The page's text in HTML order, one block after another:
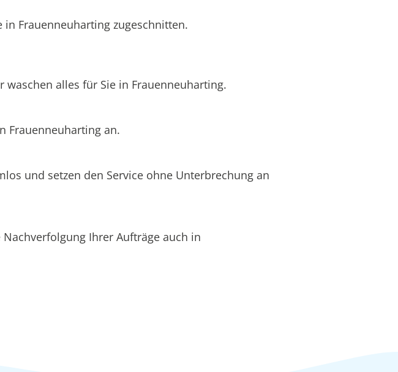
Frauenneuharting zugeschnitten.
waschen alles für Sie in Frauenneuharting.
Frauenneuharting an.
und setzen den Service ohne Unterbrechung an
Ihrer Aufträge auch in